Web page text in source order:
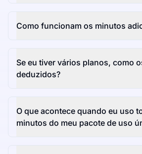
Como funcionam os minutos
Se eu tiver vários planos, como
deduzidos?
O que acontece quando eu uso
minutos do meu pacote de uso